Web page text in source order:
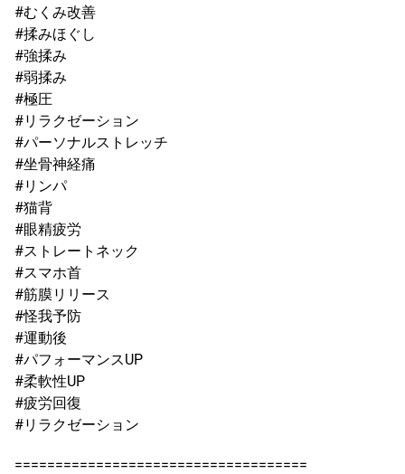
#むくみ改善
#揉みほぐし
#強揉み
#弱揉み
#極圧
#リラクゼーション
#パーソナルストレッチ
#坐骨神経痛
#リンパ
#猫背
#眼精疲労
#ストレートネック
#スマホ首
#筋膜リリース
#怪我予防
#運動後
#パフォーマンスUP
#柔軟性UP
#疲労回復
#リラクゼーション
====================================